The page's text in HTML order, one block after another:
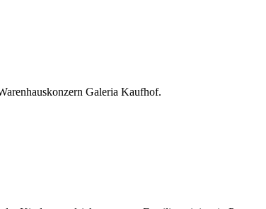
Galeria Kaufhof.